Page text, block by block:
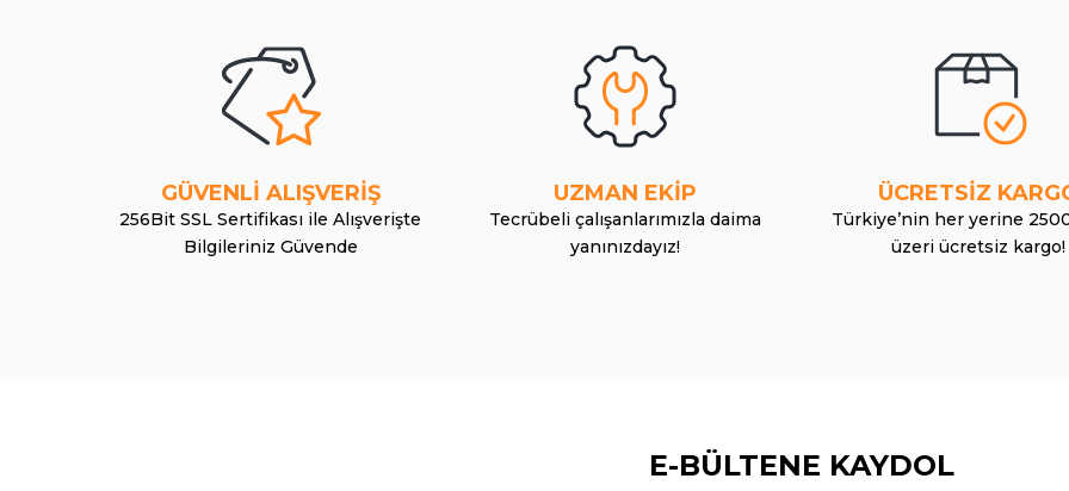
GÜVENLİ ALIŞVERİŞ
256Bit SSL Sertifikası ile Alışverişte
Bilgileriniz Güvende
UZMAN EKİP
Tecrübeli çalışanlarımızla daima
yanınızdayız!
ÜCRETSİZ
Türkiye’nin her yerine
üzeri ücretsiz kargo!
E-BÜLTENE KAYDOL